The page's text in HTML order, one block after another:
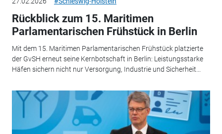
Rückblick zum 15. Maritimen
Parlamentarischen Frühstück in Berlin
Mit dem 15. Maritimen Parlamentarischen Frühstück platzierte
der GvSH erneut seine Kernbotschaft in Berlin: Leistungsstarke
Häfen sichern nicht nur Versorgung, Industrie und Sicherheit...